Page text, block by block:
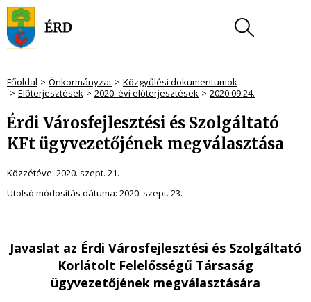
Főoldal Önkormányzat
Közgyűlési dokumentumok
Előterjesztések
2020. évi előterjesztések 2020.09.24.
Érdi Városfejlesztési és Szolgáltató
KFt ügyvezetőjének megválasztása
Közzétéve: 2020. szept. 21.
Utolsó módosítás dátuma: 2020. szept. 23.
Javaslat az Érdi Városfejlesztési és Szolgáltató
Korlátolt Felelősségű Társaság
ügyvezetőjének megválasztására